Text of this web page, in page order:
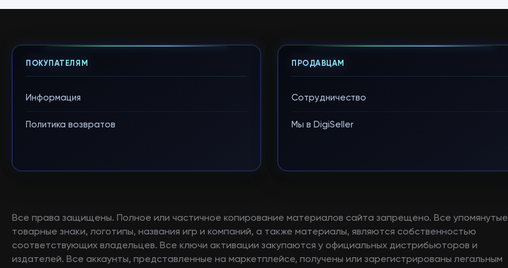
ПОКУПАТЕЛЯМ
Информация
Политика возвратов
ПРОДАВЦАМ
Сотрудничество
Мы в DigiSeller
Все права защищены. Полное или частичное копирование материалов сайта запрещено. Все упомянутые
товарные знаки, логотипы, названия игр и компаний, а также материалы, являются собственностью
соответствующих владельцев. Все ключи активации закупаются у официальных дистрибьюторов и
издателей. Все аккаунты, представленные на маркетплейсе, получены или зарегистрированы легальным